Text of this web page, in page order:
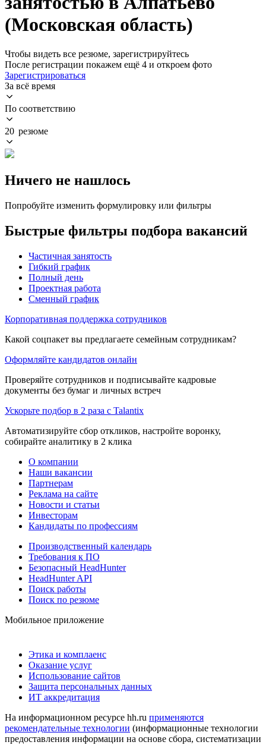
(Московская область)
Чтобы видеть все резюме, зарегистрируйтесь
После регистрации покажем ещё 4 и откроем фото
Зарегистрироваться
За всё время
По соответствию
20 резюме
Ничего не нашлось
Попробуйте изменить формулировку или фильтры
Быстрые фильтры подбора вакансий
Частичная занятость
Гибкий график
Полный день
Проектная работа
Сменный график
Корпоративная поддержка сотрудников
Какой соцпакет вы предлагаете семейным сотрудникам?
Оформляйте кандидатов онлайн
Проверяйте сотрудников и подписывайте кадровые
документы без бумаг и личных встреч
Ускорьте подбор в 2 раза с Talantix
Автоматизируйте сбор откликов, настройте воронку,
собирайте аналитику в 2 клика
О компании
Наши вакансии
Партнерам
Реклама на сайте
Новости и статьи
Инвесторам
Кандидаты по профессиям
Производственный календарь
Требования к ПО
Безопасный HeadHunter
HeadHunter API
Поиск работы
Поиск по резюме
Мобильное приложение
Этика и комплаенс
Оказание услуг
Использование сайтов
Защита персональных данных
ИТ аккредитация
На информационном ресурсе hh.ru применяются
рекомендательные технологии (информационные технологии
предоставления информации на основе сбора, систематизации